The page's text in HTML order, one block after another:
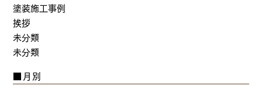
塗装施工事例
挨拶
未分類
未分類
■月別